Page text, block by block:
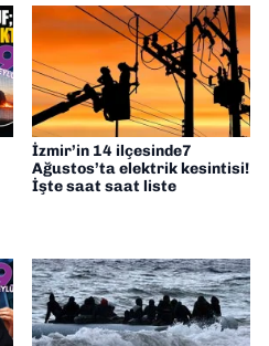
İzmir’in 14 ilçesinde7
Ağustos’ta elektrik kesintisi!
İşte saat saat liste